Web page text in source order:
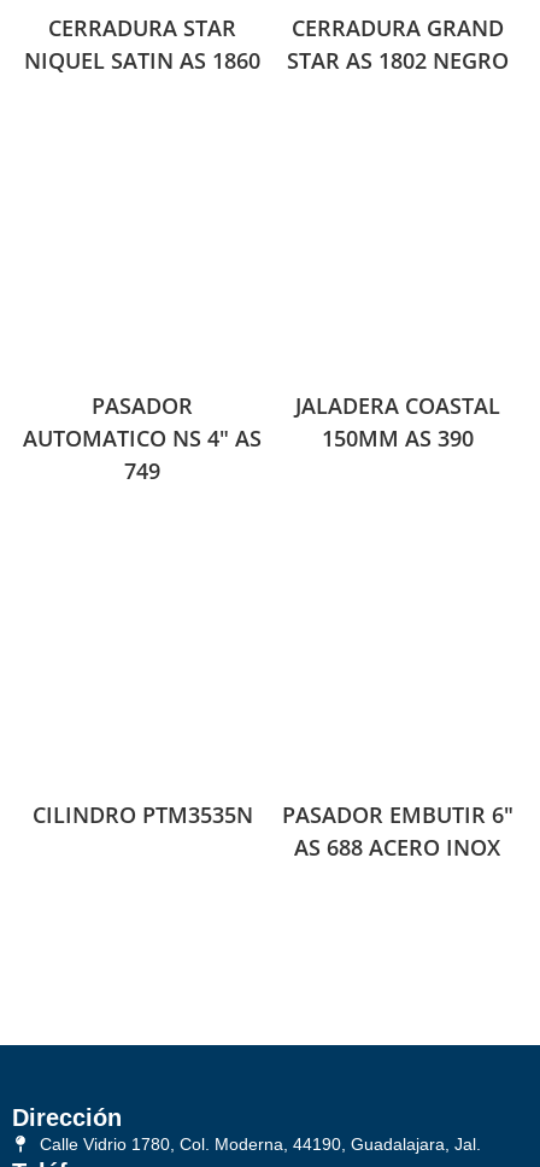
CERRADURA STAR
NIQUEL SATIN AS 1860
CERRADURA GRAND
STAR AS 1802 NEGRO
PASADOR
AUTOMATICO NS 4″ AS
749
JALADERA COASTAL
150MM AS 390
CILINDRO PTM3535N
PASADOR EMBUTIR 6″
AS 688 ACERO INOX
Dirección
Calle Vidrio 1780, Col. Moderna, 44190, Guadalajara, Jal.